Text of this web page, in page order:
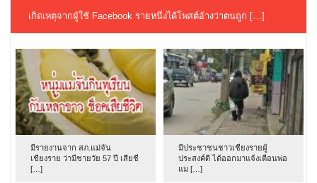
เกิดเหตุจากผู้ใช้ Facebook รายหนึ่งได้โพสต์อ้างว่าตนถูก […]
มีรายงานจาก สภ.แม่จัน
เชียงราย ว่ามีชายวัย 57 ปี เสียชี
[…]
มีประชาชนชาวเชียงรายผู้
ประสงค์ดี ได้ออกมาแจ้งเตือนพ่อ
แม […]